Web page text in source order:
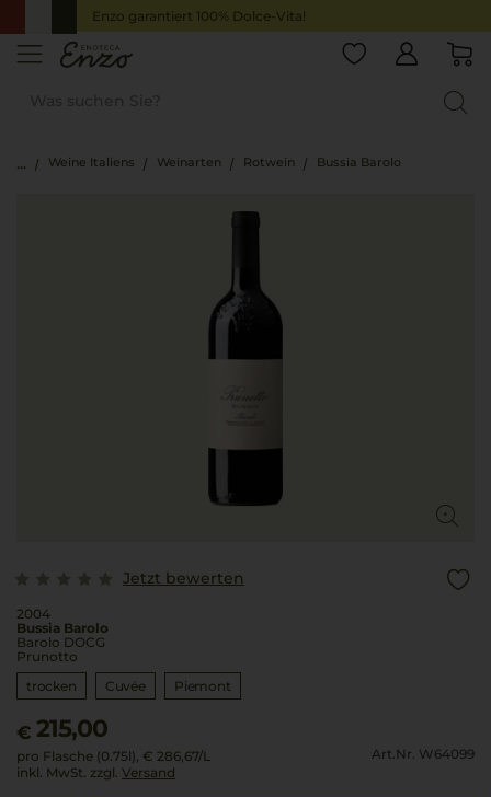
Enzo garantiert 100% Dolce-Vita!
Weine Italiens Weinarten Rotwein Bussia Barolo
Jetzt bewerten
2004
Bussia Barolo
Barolo DOCG
Prunotto
trocken
Cuvée Piemont
€ 215,00
pro Flasche (0.75l), € 286,67/L
inkl. MwSt. zzgl. Versand
Art.Nr. W64099